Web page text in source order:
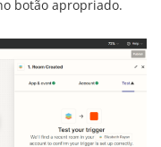
botão apropriado.